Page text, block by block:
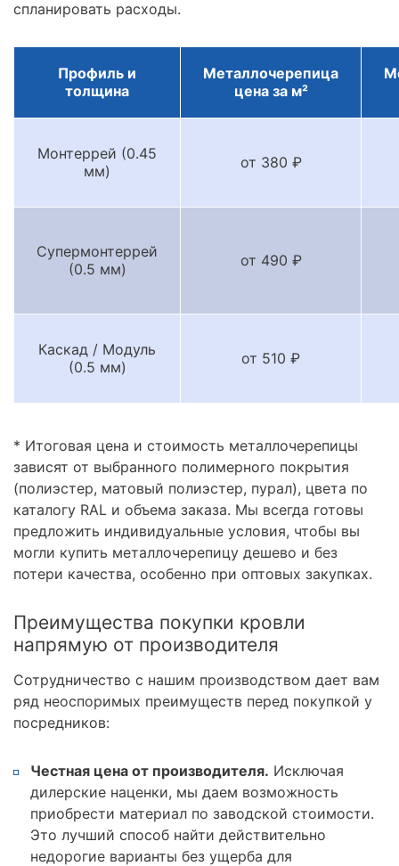
спланировать расходы.
Профиль и
толщина
Металлочерепица
цена за м²
Монтеррей (0.45
мм)
от 380 ₽
Супермонтеррей
(0.5 мм)
от 490 ₽
Каскад / Модуль
(0.5 мм)
от 510 ₽
* Итоговая цена и стоимость металлочерепицы
зависят от выбранного полимерного покрытия
(полиэстер, матовый полиэстер, пурал), цвета по
каталогу RAL и объема заказа. Мы всегда готовы
предложить индивидуальные условия, чтобы вы
могли купить металлочерепицу дешево и без
потери качества, особенно при оптовых закупках.
Преимущества покупки кровли
напрямую от производителя
Сотрудничество с нашим производством дает вам
ряд неоспоримых преимуществ перед покупкой у
посредников:
Честная цена от производителя. Исключая
дилерские наценки, мы даем возможность
приобрести материал по заводской стоимости.
Это лучший способ найти действительно
недорогие варианты без ущерба для